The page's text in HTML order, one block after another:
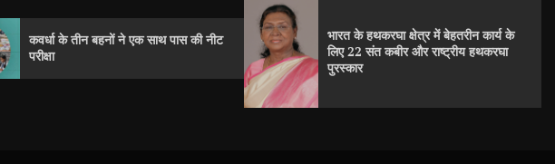
कवर्धा के तीन बहनों ने एक साथ पास की नीट
परीक्षा
भारत के हथकरघा क्षेत्र में बेहतरीन कार्य के
लिए 22 संत कबीर और राष्ट्रीय हथकरघा
पुरस्कार